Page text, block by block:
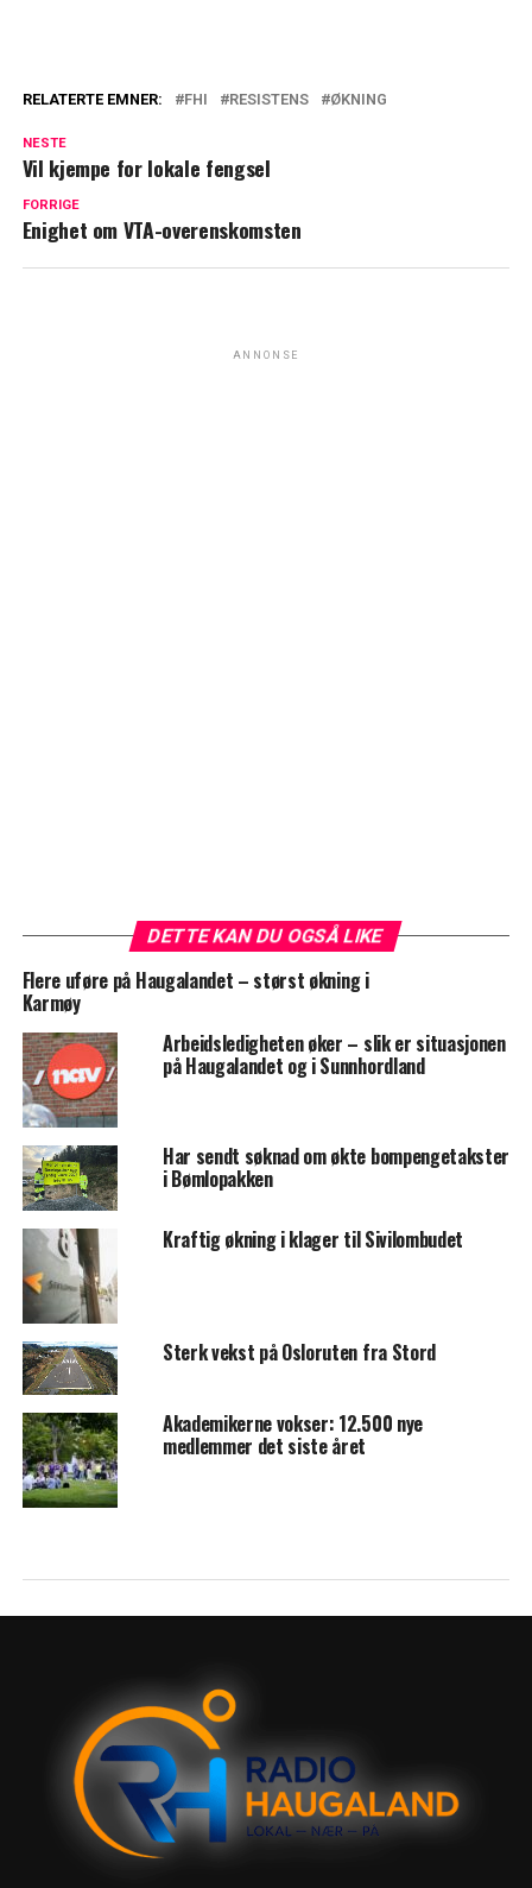
RELATERTE EMNER: FHI RESISTENS ØKNING
NESTE
Vil kjempe for lokale fengsel
FORRIGE
Enighet om VTA-overenskomsten
ANNONSE
DETTE KAN DU OGSÅ LIKE
Flere uføre på Haugalandet – størst økning i
Karmøy
Arbeidsledigheten øker – slik er situasjonen
på Haugalandet og i Sunnhordland
Har sendt søknad om økte bompengetakster
i Bømlopakken
Kraftig økning i klager til Sivilombudet
Sterk vekst på Osloruten fra Stord
Akademikerne vokser: 12.500 nye
medlemmer det siste året